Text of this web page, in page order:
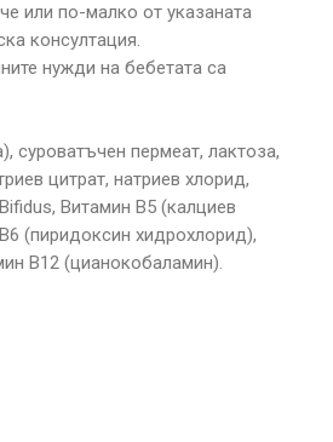
или по-малко от указаната
консултация.
нужди на бебетата са
суроватъчен пермеат, лактоза,
цитрат, натриев хлорид,
Витамин В5 (калциев
(пиридоксин хидрохлорид),
В12 (цианокобаламин).